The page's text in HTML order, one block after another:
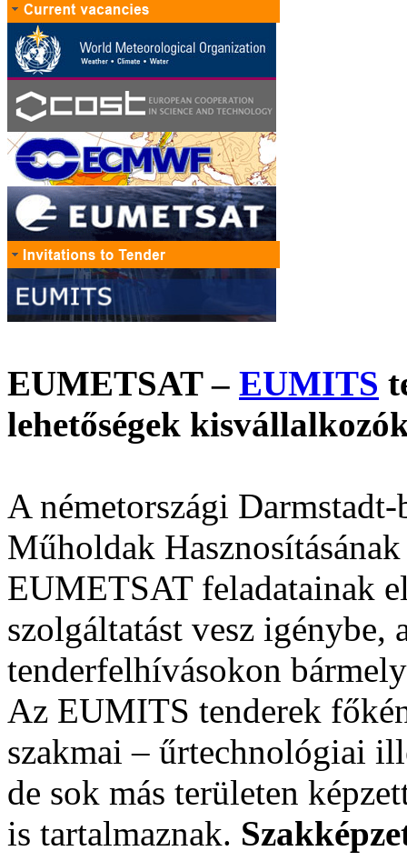
EUMETSAT – EUMITS
lehetőségek
A németországi
Műholdak
EUMETSAT feladatainak
szolgáltatást vesz igénybe,
tenderfelhívásokon
Az EUMITS tenderek
szakmai – űrtechnológiai
de sok más területen
is tartalmaznak.